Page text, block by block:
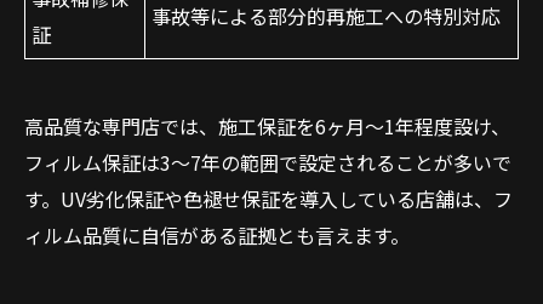
証
事故等による部分的再施工への特別対応
高品質な専門店では、施工保証を6ヶ月〜1年程度設け、
フィルム保証は3〜7年の範囲で設定されることが多いで
す。UV劣化保証や色褪せ保証を導入している店舗は、フ
ィルム品質に自信がある証拠とも言えます。